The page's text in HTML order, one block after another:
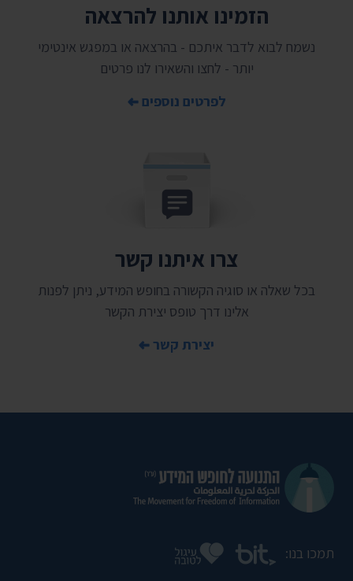
הזמינו אותנו להרצאה
נשמח לבוא לדבר איתכם - בהרצאה או במפגש אינטימי
יותר - לחצו והשאירו לנו פרטים
לפרטים נוספים
צרו איתנו קשר
בכל שאלה או סוגיה הקשורה בחופש המידע, ניתן לפנות
אלינו דרך טופס יצירת הקשר
יצירת קשר
תמכו בנו: